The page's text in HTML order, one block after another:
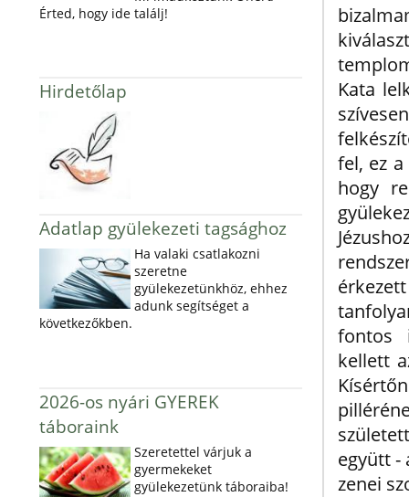
Érted, hogy ide találj!
Hirdetőlap
Adatlap gyülekezeti tagsághoz
Ha valaki csatlakozni
szeretne
gyülekezetünkhöz, ehhez
adunk segítséget a
következőkben.
2026-os nyári GYEREK
táboraink
Szeretettel várjuk a
gyermekeket
gyülekezetünk táboraiba!
Kata
fel, ez
hogy
fontos
kellett
együtt -
zenei